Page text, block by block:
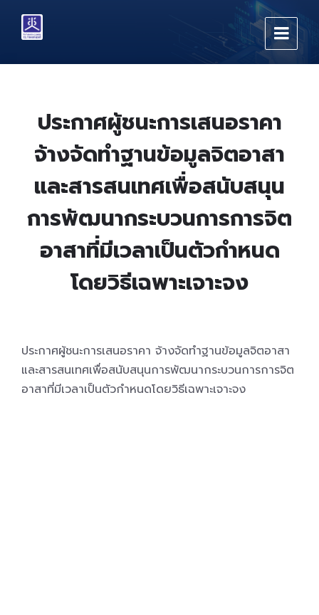
content
main
footer
ประกาศผู้ชนะการเสนอราคา
จ้างจัดทำฐานข้อมูลจิตอาสา
และสารสนเทศเพื่อสนับสนุน
การพัฒนากระบวนการการจิต
อาสาที่มีเวลาเป็นตัวกำหนด
โดยวิธีเฉพาะเจาะจง
ประกาศผู้ชนะการเสนอราคา จ้างจัดทำฐานข้อมูลจิตอาสา
และสารสนเทศเพื่อสนับสนุนการพัฒนากระบวนการการจิต
อาสาที่มีเวลาเป็นตัวกำหนดโดยวิธีเฉพาะเจาะจง